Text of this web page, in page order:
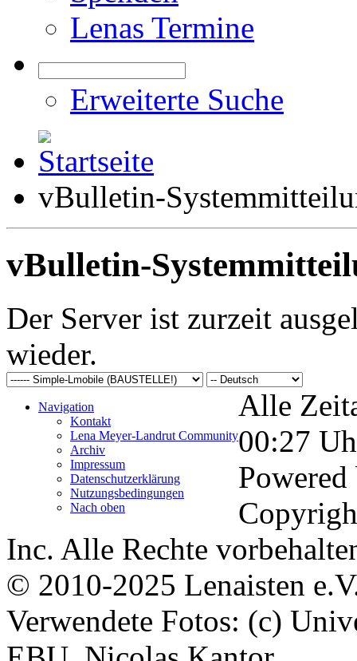
Lenas Termine
Erweiterte Suche
vBulletin-
vBulletin-
Der Server ist zurzeit
wieder.
Navigation
Kontakt
Lena Meyer-Landrut Community
Archiv
Impressum
Datenschutzerklärung
Nutzungsbedingungen
Nach oben
Alle
00:27
Inc. Alle Rechte
© 2010-2025 Lenaisten
Verwendete Fotos: (c)